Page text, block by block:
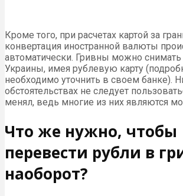
Кроме того, при расчетах картой за
конвертация иностранной валюты
автоматически. Гривны можно снимать
Украины, имея рублевую карту
необходимо уточнить в своем банке).
обстоятельствах не следует
менял, ведь многие из них являются
Что же нужно, чтобы
перевести рубли в
наоборот?